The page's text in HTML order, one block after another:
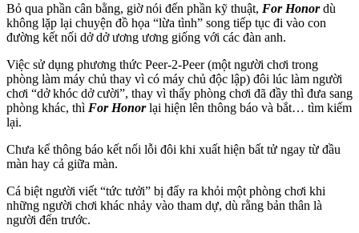
Bỏ qua phần cân bằng, giờ nói đến phần kỹ thuật, For Honordù
không lặp lại chuyện đồ họa “lừa tình” song tiếp tục đi vào con
đường kết nối dở dở ương ương giống với các đàn anh.
Việc sử dụng phương thức Peer-2-Peer (một người chơi trong
phòng làm máy chủ thay vì có máy chủ độc lập) đôi lúc làm người
chơi “dở khóc dở cười”, thay vì thấy phòng chơi đã đầy thì đưa sang
phòng khác, thì For Honorlại hiện lên thông báo và bắt… tìm kiếm
lại.
Chưa kể thông báo kết nối lỗi đôi khi xuất hiện bất tử ngay từ đầu
màn hay cả giữa màn.
Cá biệt người viết “tức tưởi” bị đẩy ra khỏi một phòng chơi khi
những người chơi khác nhảy vào tham dự, dù rằng bản thân là
người đến trước.